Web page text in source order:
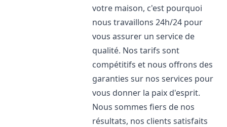
votre maison, c'est pourquoi
nous travaillons 24h/24 pour
vous assurer un service de
qualité. Nos tarifs sont
compétitifs et nous offrons des
garanties sur nos services pour
vous donner la paix d'esprit.
Nous sommes fiers de nos
résultats, nos clients satisfaits